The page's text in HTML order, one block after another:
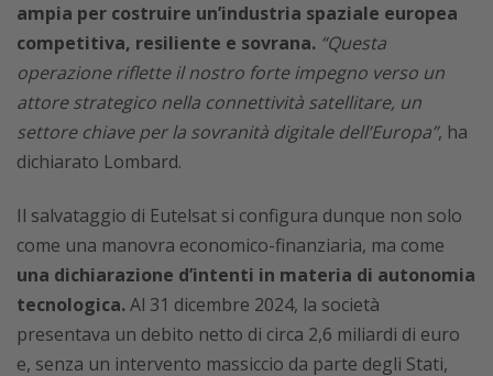
ampia per costruire un’industria spaziale europea
competitiva, resiliente e sovrana. “Questa
operazione riflette il nostro forte impegno verso un
attore strategico nella connettività satellitare, un
settore chiave per la sovranità digitale dell’Europa”, ha
dichiarato Lombard.
Il salvataggio di Eutelsat si configura dunque non solo
come una manovra economico-finanziaria, ma come
una dichiarazione d’intenti in materia di autonomia
tecnologica.Al 31 dicembre 2024, la società
presentava un debito netto di circa 2,6 miliardi di euro
e, senza un intervento massiccio da parte degli Stati,